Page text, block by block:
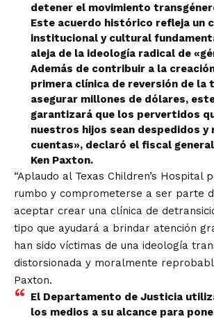
detener el movimiento
Este acuerdo histórico refleja un
institucional y cultural
aleja de la ideología radical de
Además de contribuir a la
primera clínica de reversión de la
asegurar millones de dólares,
garantizará que los pervertidos
nuestros hijos sean despedidos y
cuentas», declaró el fiscal
Ken Paxton.
“Aplaudo al Texas Children’s Hospital
rumbo y comprometerse a ser parte
aceptar crear una clínica de
tipo que ayudará a brindar atención
han sido víctimas de una ideología
distorsionada y moralmente
Paxton.
El Departamento de Justicia
los medios a su alcance para